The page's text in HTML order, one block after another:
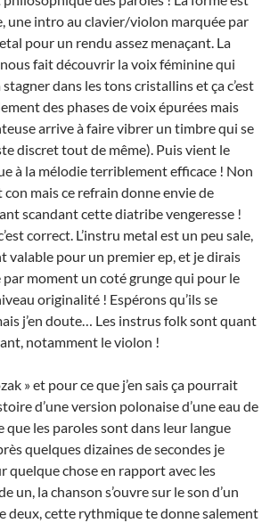
une intro au clavier/violon marquée par
pour un rendu assez menaçant. La
fait découvrir la voix féminine qui
dans les tons cristallins et ça c’est
des phases de voix épurées mais
arrive à faire vibrer un timbre qui se
discret tout de même). Puis vient le
à la mélodie terriblement efficace ! Non
con mais ce refrain donne envie de
scandant cette diatribe vengeresse !
correct. L’instru metal est un peu sale,
valable pour un premier ep, et je dirais
par moment un coté grunge qui pour le
originalité ! Espérons qu’ils se
j’en doute… Les instrus folk sont quant
notamment le violon !
» et pour ce que j’en sais ça pourrait
d’une version polonaise d’une eau de
que les paroles sont dans leur langue
quelques dizaines de secondes je
quelque chose en rapport avec les
un, la chanson s’ouvre sur le son d’un
deux, cette rythmique te donne salement